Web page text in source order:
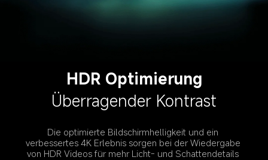
HDR Optimierung
Überragender Kontrast
Die optimierte Bildschirmhelligkeit und ein
verbessertes 4K Erlebnis sorgen bei der Wiedergabe
von HDR Videos für mehr Licht- und Schattendetails